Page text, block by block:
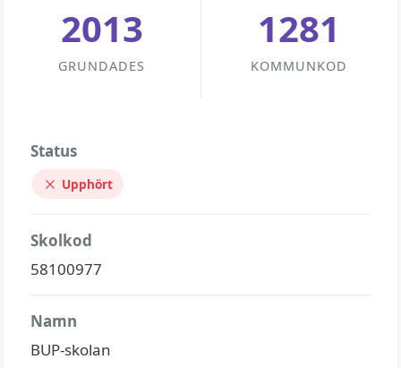
2013
GRUNDADES
1281
KOMMUNKOD
Status
Upphört
Skolkod
58100977
Namn
BUP-skolan